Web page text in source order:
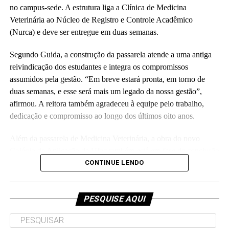
responsável pela obra.
(Fhagner Soares, estagiário Ascom/Ufac)
Leia Mais: UFAC
no campus-sede. A estrutura liga a Clínica de Medicina
Veterinária ao Núcleo de Registro e Controle Acadêmico
(Nurca) e deve ser entregue em duas semanas.
Segundo Guida, a construção da passarela atende a uma antiga
reivindicação dos estudantes e integra os compromissos
assumidos pela gestão. “Em breve estará pronta, em torno de
duas semanas, e esse será mais um legado da nossa gestão”,
afirmou. A reitora também agradeceu à equipe pelo trabalho,
dedicação e compromisso ao longo dos últimos oito anos.
e deve ser entregue em breve.CONTINUE LENDO
PESQUISE AQUI